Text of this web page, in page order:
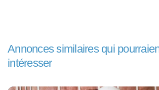
Annonces similaires qui
intéresser